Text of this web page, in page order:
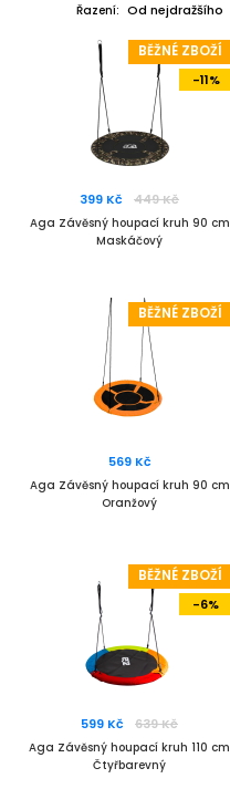
Řazení: Od nejdražšího
BĚŽNÉ ZBOŽÍ
-11%
399 Kč 449 Kč
Aga Závěsný houpací kruh 90 cm
Maskáčový
BĚŽNÉ ZBOŽÍ
569 Kč
Aga Závěsný houpací kruh 90 cm
Oranžový
BĚŽNÉ ZBOŽÍ
-6%
599 Kč 639 Kč
Aga Závěsný houpací kruh 110 cm
Čtyřbarevný